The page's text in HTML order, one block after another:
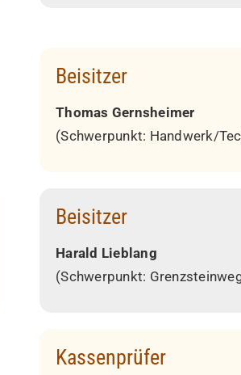
Beisitzer
Thomas Gernsheimer
(Schwerpunkt: Handwerk/
Beisitzer
Harald Lieblang
(Schwerpunkt:
Kassenprüfer